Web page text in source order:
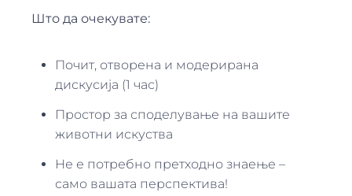
Што да очекувате:
Почит, отворена и модерирана
дискусија (1 час)
Простор за споделување на вашите
животни искуства
Не е потребно претходно знаење –
само вашата перспектива!